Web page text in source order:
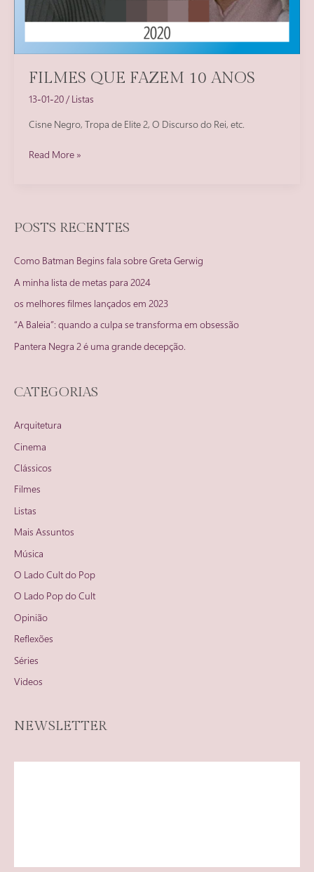
FILMES QUE FAZEM 10 ANOS
13-01-20 /Listas
Cisne Negro, Tropa de Elite 2, O Discurso do Rei, etc.
Filmes
Read More »
POSTS RECENTES
Como Batman Begins fala sobre Greta Gerwig
A minha lista de metas para 2024
os melhores filmes lançados em 2023
“A Baleia”: quando a culpa se transforma em obsessão
Pantera Negra 2 é uma grande decepção.
CATEGORIAS
Arquitetura
Cinema
Clássicos
Filmes
Listas
Mais Assuntos
Música
O Lado Cult do Pop
O Lado Pop do Cult
Opinião
Reflexões
Séries
Videos
NEWSLETTER